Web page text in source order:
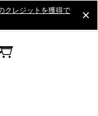
クレジットを獲得で